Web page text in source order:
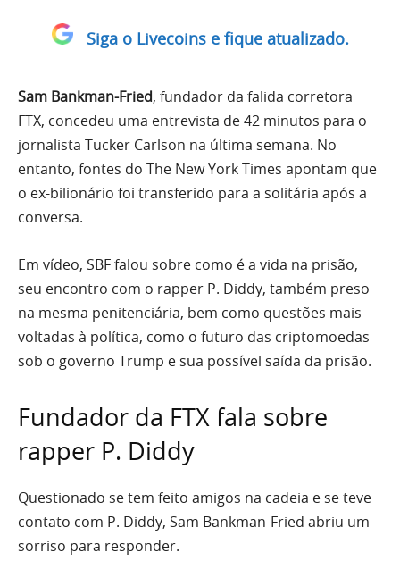
Siga o Livecoins e fique atualizado.
Sam Bankman-Fried, fundador da falida corretora
FTX, concedeu uma entrevista de 42 minutos para o
jornalista Tucker Carlson na última semana. No
entanto, fontes do The New York Times apontam que
o ex-bilionário foi transferido para a solitária após a
conversa.
Em vídeo, SBF falou sobre como é a vida na prisão,
seu encontro com o rapper P. Diddy, também preso
na mesma penitenciária, bem como questões mais
voltadas à política, como o futuro das criptomoedas
sob o governo Trump e sua possível saída da prisão.
Fundador da FTX fala sobre
rapper P. Diddy
Questionado se tem feito amigos na cadeia e se teve
contato com P. Diddy, Sam Bankman-Fried abriu um
sorriso para responder.